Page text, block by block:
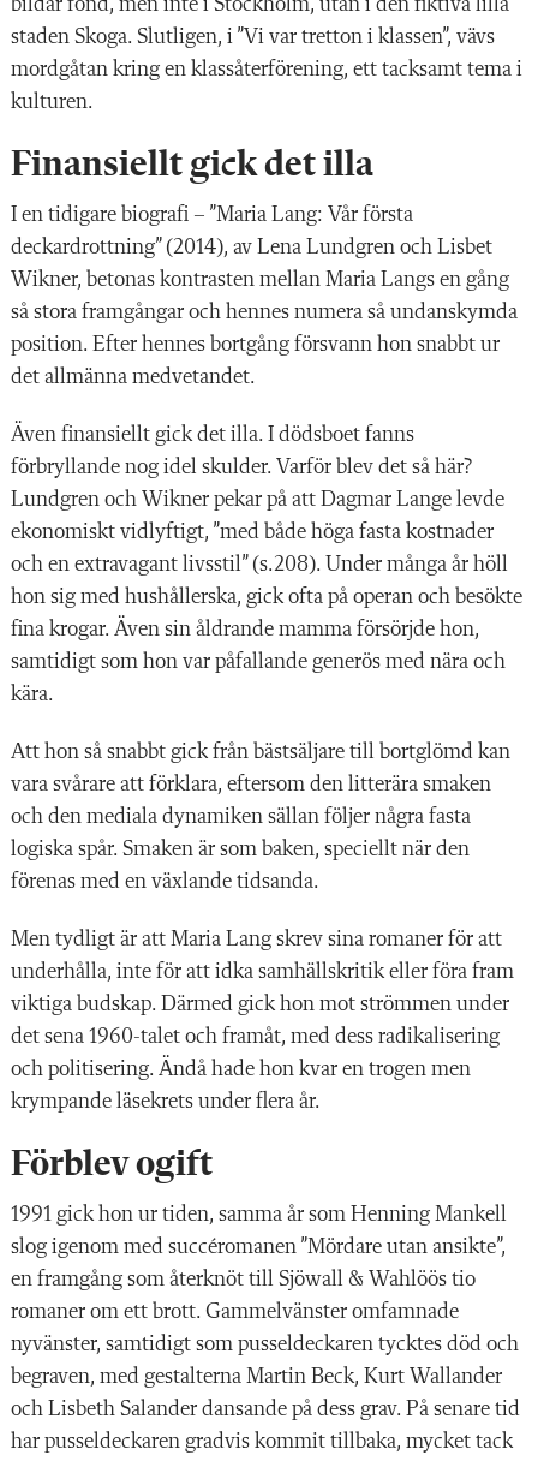
bildar fond, men inte i Stockholm, utan i den fiktiva lilla
staden Skoga. Slutligen, i ”Vi var tretton i klassen”, vävs
mordgåtan kring en klassåterförening, ett tacksamt tema i
kulturen.
Finansiellt gick det illa
I en tidigare biografi – ”Maria Lang: Vår första
deckardrottning” (2014), av Lena Lundgren och Lisbet
Wikner, betonas kontrasten mellan Maria Langs en gång
så stora framgångar och hennes numera så undanskymda
position. Efter hennes bortgång försvann hon snabbt ur
det allmänna medvetandet.
Även finansiellt gick det illa. I dödsboet fanns
förbryllande nog idel skulder. Varför blev det så här?
Lundgren och Wikner pekar på att Dagmar Lange levde
ekonomiskt vidlyftigt, ”med både höga fasta kostnader
och en extravagant livsstil” (s.208). Under många år höll
hon sig med hushållerska, gick ofta på operan och besökte
fina krogar. Även sin åldrande mamma försörjde hon,
samtidigt som hon var påfallande generös med nära och
kära.
Att hon så snabbt gick från bästsäljare till bortglömd kan
vara svårare att förklara, eftersom den litterära smaken
och den mediala dynamiken sällan följer några fasta
logiska spår. Smaken är som baken, speciellt när den
förenas med en växlande tidsanda.
Men tydligt är att Maria Lang skrev sina romaner för att
underhålla, inte för att idka samhällskritik eller föra fram
viktiga budskap. Därmed gick hon mot strömmen under
det sena 1960-talet och framåt, med dess radikalisering
och politisering. Ändå hade hon kvar en trogen men
krympande läsekrets under flera år.
Förblev ogift
1991 gick hon ur tiden, samma år som Henning Mankell
slog igenom med succéromanen ”Mördare utan ansikte”,
en framgång som återknöt till Sjöwall & Wahlöös tio
romaner om ett brott. Gammelvänster omfamnade
nyvänster, samtidigt som pusseldeckaren tycktes död och
begraven, med gestalterna Martin Beck, Kurt Wallander
och Lisbeth Salander dansande på dess grav. På senare tid
har pusseldeckaren gradvis kommit tillbaka, mycket tack